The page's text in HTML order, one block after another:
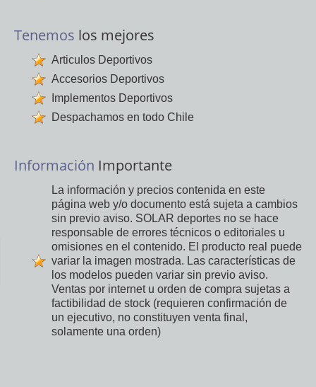
Tenemos los mejores
Articulos Deportivos
Accesorios Deportivos
Implementos Deportivos
Despachamos en todo Chile
Información Importante
La información y precios contenida en este
página web y/o documento está sujeta a cambios
sin previo aviso. SOLAR deportes no se hace
responsable de errores técnicos o editoriales u
omisiones en el contenido. El producto real puede
variar la imagen mostrada. Las características de
los modelos pueden variar sin previo aviso.
Ventas por internet u orden de compra sujetas a
factibilidad de stock (requieren confirmación de
un ejecutivo, no constituyen venta final,
solamente una orden)